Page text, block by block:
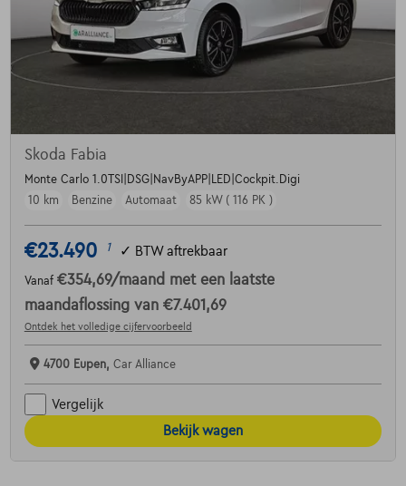
Skoda Fabia
Monte Carlo 1.0TSI|DSG|NavByAPP|LED|Cockpit.Digi
10 km
Benzine Automaat 85 kW ( 116 PK )
€23.490 1 ✓ BTW aftrekbaar
Vanaf €354,69/maand met een laatste
maandaflossing van €7.401,69
Ontdek het volledige cijfervoorbeeld
4700 Eupen, Car Alliance
Vergelijk
Bekijk wagen